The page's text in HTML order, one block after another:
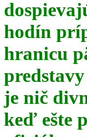
hodín
hranicu
je nič
keď ešte